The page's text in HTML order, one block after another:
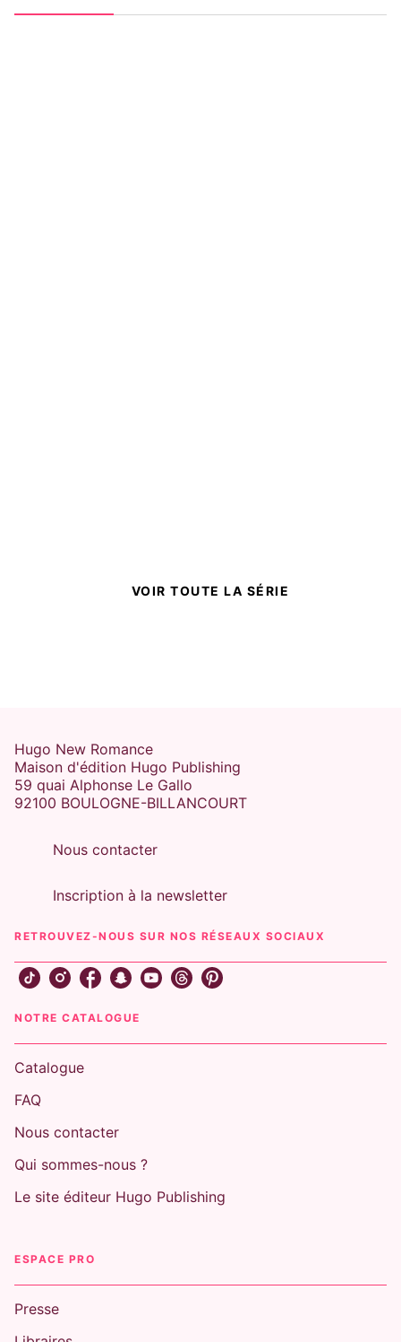
VOIR TOUTE LA SÉRIE
Hugo New Romance
Maison d'édition Hugo Publishing
59 quai Alphonse Le Gallo
92100 BOULOGNE-BILLANCOURT
Nous contacter
Inscription à la newsletter
RETROUVEZ-NOUS SUR NOS RÉSEAUX SOCIAUX
NOTRE CATALOGUE
Catalogue
FAQ
Nous contacter
Qui sommes-nous ?
Le site éditeur Hugo Publishing
ESPACE PRO
Presse